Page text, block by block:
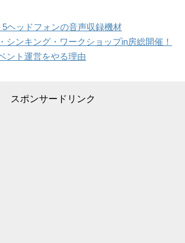
5ヘッドフォンの音声収録機材
シンキング・ワークショップin房総開催！
ント運営をやる理由
スポンサードリンク